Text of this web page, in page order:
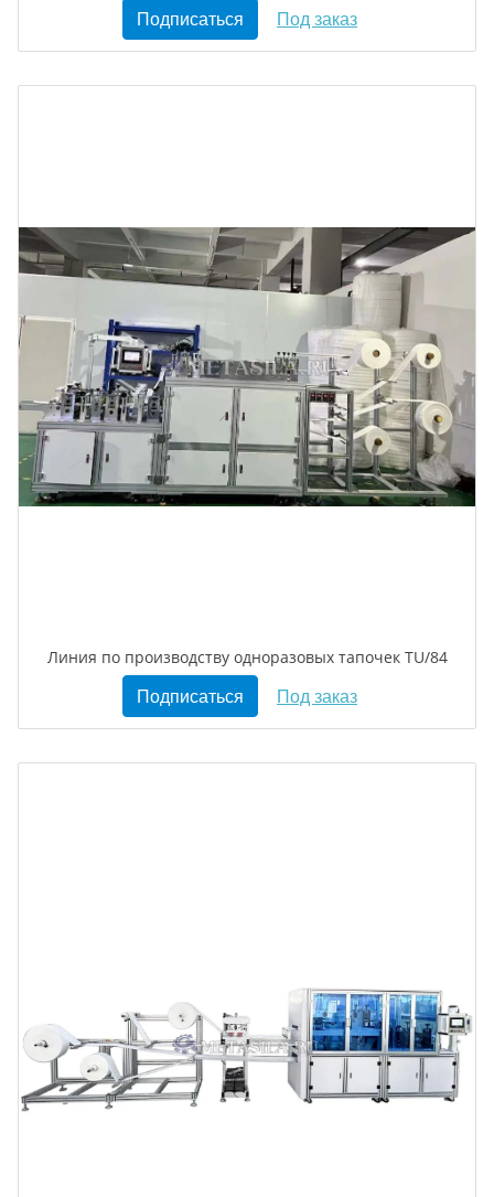
Подписаться Под заказ
Линия по производству одноразовых тапочек TU/84
Подписаться Под заказ